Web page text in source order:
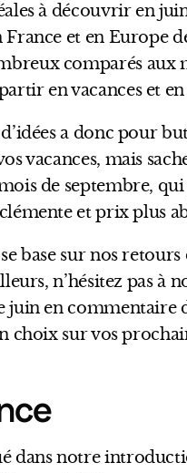
à découvrir en
France et en Europe
comparés aux
en vacances et
a donc pour
vacances, mais
de septembre,
et prix plus
base sur nos
n’hésitez pas à
juin en commentaire
choix sur vos
dans notre